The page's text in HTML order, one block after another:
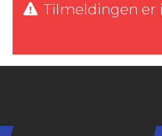
Tilmeldingen er